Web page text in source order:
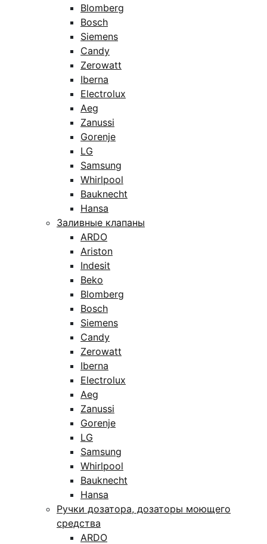
Blomberg
Bosch
Siemens
Candy
Zerowatt
Iberna
Electrolux
Aeg
Zanussi
Gorenje
LG
Samsung
Whirlpool
Bauknecht
Hansa
Заливные клапаны
ARDO
Ariston
Indesit
Beko
Blomberg
Bosch
Siemens
Candy
Zerowatt
Iberna
Electrolux
Aeg
Zanussi
Gorenje
LG
Samsung
Whirlpool
Bauknecht
Hansa
Ручки дозатора, дозаторы моющего
средства
ARDO